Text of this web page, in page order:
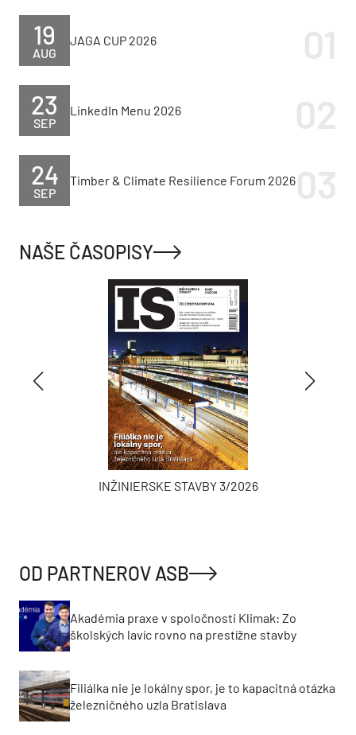
AUG
19 JAGA CUP 2026
SEP
23 LinkedIn Menu 2026
SEP
24 Timber & Climate Resilience Forum 2026
NAŠE ČASOPISY
INŽINIERSKE STAVBY 3/2026
OD PARTNEROV ASB
Akadémia praxe v spoločnosti Klimak: Zo
školských lavíc rovno na prestížne stavby
Filiálka nie je lokálny spor, je to kapacitná otázka
železničného uzla Bratislava